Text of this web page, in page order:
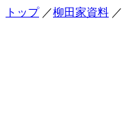
トップ ／柳田家資料 ／